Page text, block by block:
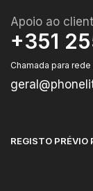
Apoio ao
+351
Chamada para
REGISTO